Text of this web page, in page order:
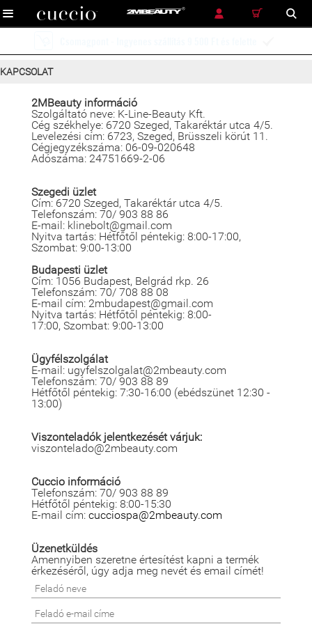
RÉSZLETES KERESÉS
KAPCSOLAT
2MBeauty információ
Szolgáltató neve: K-Line-Beauty Kft.
Cég székhelye: 6720 Szeged, Takaréktár utca 4/5.
Levelezési cím: 6723, Szeged, Brüsszeli körút 11.
Cégjegyzékszáma: 06-09-020648
Adószáma: 24751669-2-06
Szegedi üzlet
Cím: 6720 Szeged, Takaréktár utca 4/5.
Telefonszám: 70/ 903 88 86
E-mail: klinebolt@gmail.com
Nyitva tartás: Hétfőtől péntekig: 8:00-17:00,
Szombat: 9:00-13:00
Budapesti üzlet
Cím: 1056 Budapest, Belgrád rkp. 26
Telefonszám: 70/ 708 88 08
E-mail cím: 2mbudapest@gmail.com
Nyitva tartás: Hétfőtől péntekig: 8:00-
17:00, Szombat: 9:00-13:00
Ügyfélszolgálat
E-mail: ugyfelszolgalat@2mbeauty.com
Telefonszám: 70/ 903 88 89
Hétfőtől péntekig: 7:30-16:00 (ebédszünet 12:30 -
13:00)
Viszonteladók jelentkezését várjuk:
viszontelado@2mbeauty.com
Cuccio információ
Telefonszám: 70/ 903 88 89
Hétfőtől péntekig: 8:00-15:30
E-mail cím: cucciospa@2mbeauty.com
Üzenetküldés
Amennyiben szeretne értesítést kapni a termék
érkezéséről, úgy adja meg nevét és email címét!